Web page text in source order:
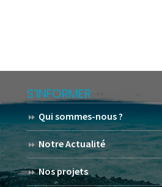
S’INFORMER
Qui sommes-nous ?
Notre Actualité
Nos projets